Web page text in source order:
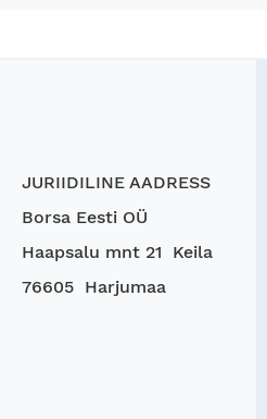
JURIIDILINE AADRESS
Borsa Eesti OÜ
Haapsalu mnt 21 Keila
76605 Harjumaa